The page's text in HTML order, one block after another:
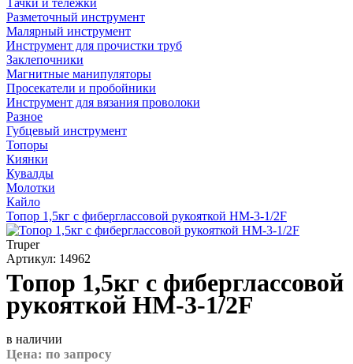
Тачки и тележки
Разметочный инструмент
Малярный инструмент
Инструмент для прочистки труб
Заклепочники
Магнитные манипуляторы
Просекатели и пробойники
Инструмент для вязания проволоки
Разное
Губцевый инструмент
Топоры
Киянки
Кувалды
Молотки
Кайло
Топор 1,5кг с фиберглассовой рукояткой HM-3-1/2F
Truper
Артикул: 14962
Топор 1,5кг с фиберглассовой
рукояткой HM-3-1/2F
в наличии
Цена: по запросу